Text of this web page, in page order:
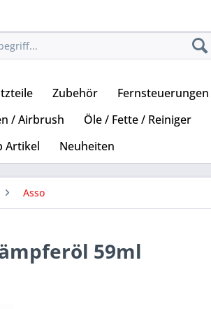
Zubehör Fernsteuerungen
/ Airbrush Öle / Fette / Reiniger
Artikel Neuheiten
Asso
59ml